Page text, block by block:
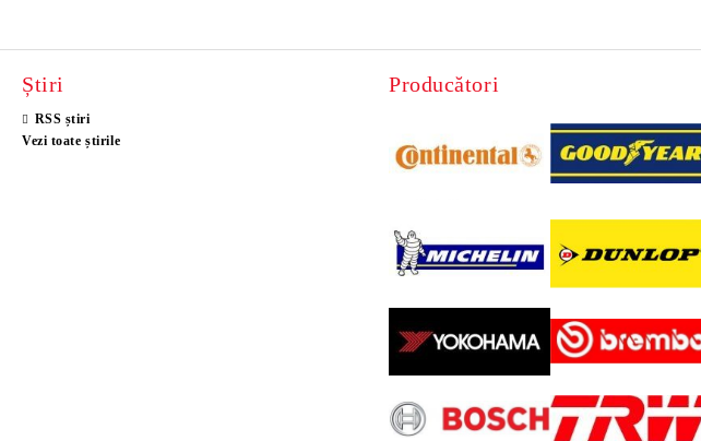
Știri
RSS știri
Vezi toate știrile
Producători